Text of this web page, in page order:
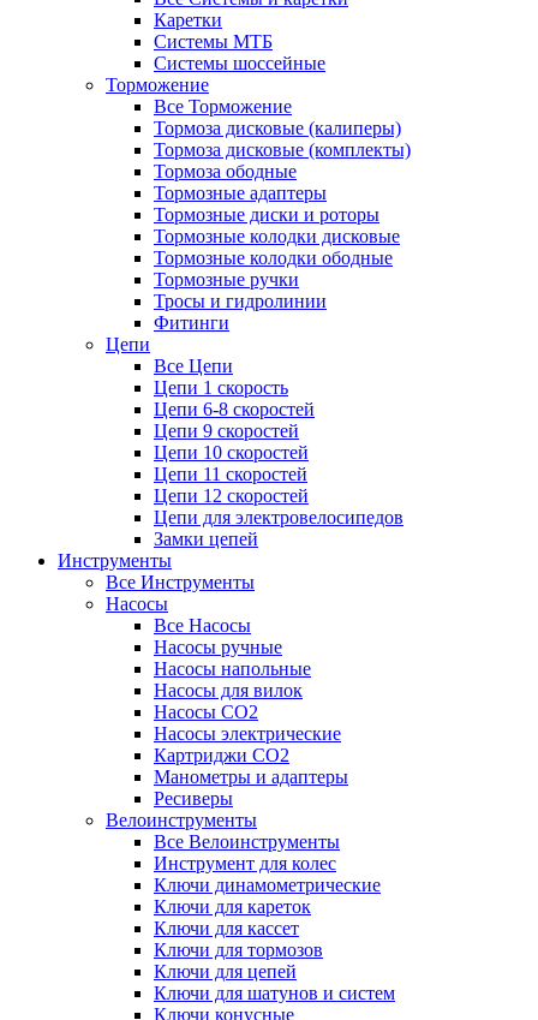
Каретки
Системы МТБ
Системы шоссейные
Торможение
Все Торможение
Тормоза дисковые (калиперы)
Тормоза дисковые (комплекты)
Тормоза ободные
Тормозные адаптеры
Тормозные диски и роторы
Тормозные колодки дисковые
Тормозные колодки ободные
Тормозные ручки
Тросы и гидролинии
Фитинги
Цепи
Все Цепи
Цепи 1 скорость
Цепи 6-8 скоростей
Цепи 9 скоростей
Цепи 10 скоростей
Цепи 11 скоростей
Цепи 12 скоростей
Цепи для электровелосипедов
Замки цепей
Инструменты
Все Инструменты
Насосы
Все Насосы
Насосы ручные
Насосы напольные
Насосы для вилок
Насосы CO2
Насосы электрические
Картриджи CO2
Манометры и адаптеры
Ресиверы
Велоинструменты
Все Велоинструменты
Инструмент для колес
Ключи динамометрические
Ключи для кареток
Ключи для кассет
Ключи для тормозов
Ключи для цепей
Ключи для шатунов и систем
Ключи конусные